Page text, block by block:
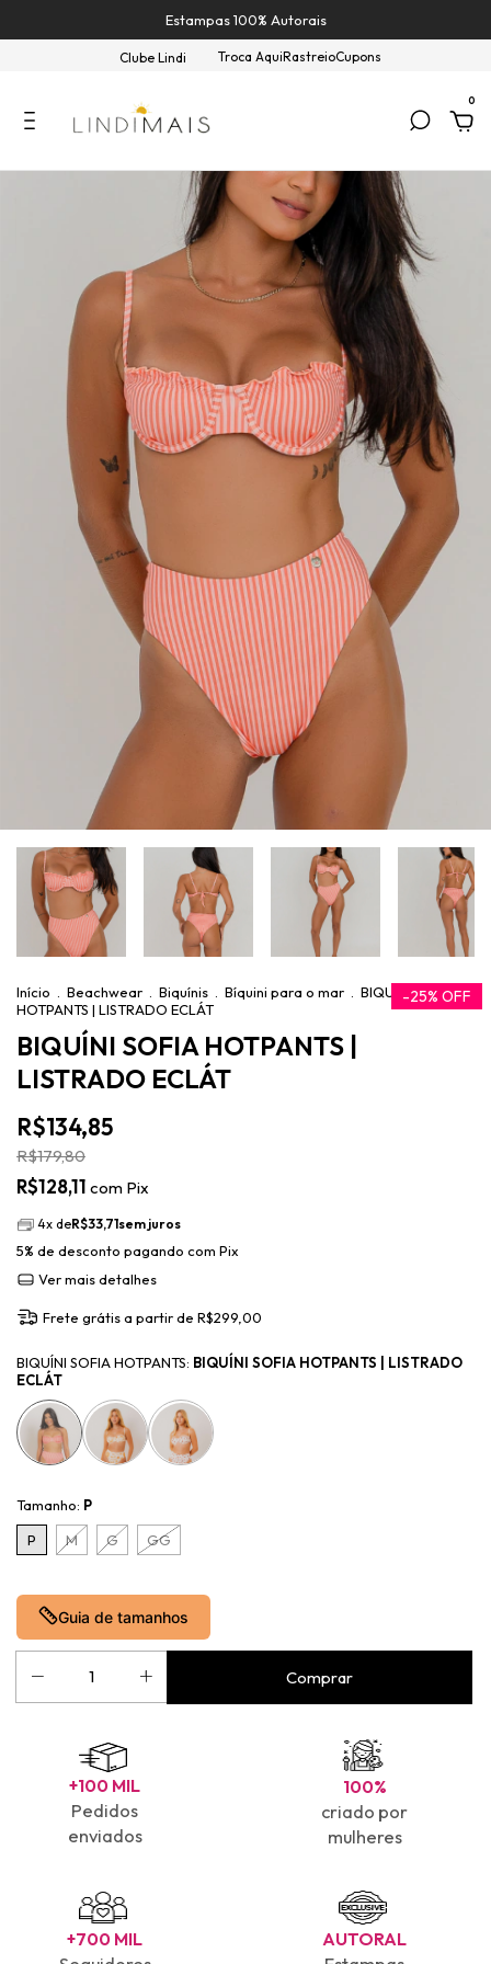
Estampas 100% Autorais
Clube Lindi Troca AquiRastreioCupons
0
Início Beachwear Biquínis Bíquini para o mar
BIQUÍNI SOFIA
HOTPANTS | LISTRADO ECLÁT
BIQUÍNI SOFIA HOTPANTS |
LISTRADO ECLÁT
R$134,85
-25% OFF
R$179,80
R$128,11 com Pix
4x deR$33,71sem juros
5% de desconto pagando com Pix
Ver mais detalhes
Frete grátisa partir de R$299,00
BIQUÍNI SOFIA HOTPANTS: BIQUÍNI SOFIA HOTPANTS | LISTRADO
ECLÁT
Tamanho: P
P
M G GG
Guia de tamanhos
+100 MIL
Pedidos
enviados
100%
criado por
mulheres
+700 MIL AUTORAL